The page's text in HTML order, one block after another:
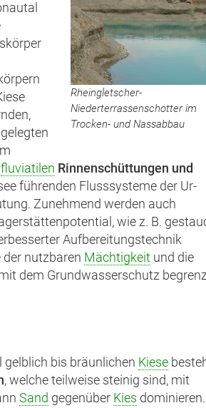
Rheingletscher-
Niederterrassenschotter im
Trocken- und Nassabbau
fluviatilen Rinnenschüttungen und
führenden Flusssysteme der Ur-
Zunehmend werden auch
wie z. B.
Aufbereitungstechnik
der nutzbaren Mächtigkeit und die
dem Grundwasserschutz
gelblich bis bräunlichen Kiese
, welche teilweise steinig sind, mit
Sand gegenüber Kies dominieren.